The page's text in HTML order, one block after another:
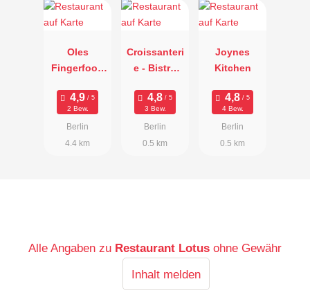
Oles
Fingerfood
2 Bew.
Berlin
4.4 km
Croissanteri
e - Bistro
3 Bew.
Berlin
0.5 km
Joynes
Kitchen
4 Bew.
Berlin
0.5 km
Alle Angaben zu Restaurant Lotus ohne Gewähr
Inhalt melden